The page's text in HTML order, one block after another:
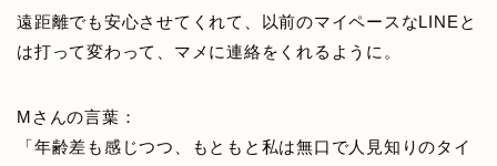
遠距離でも安心させてくれて、以前のマイペースなLINEと
は打って変わって、マメに連絡をくれるように。
Mさんの言葉：
「年齢差も感じつつ、もともと私は無口で人見知りのタイ